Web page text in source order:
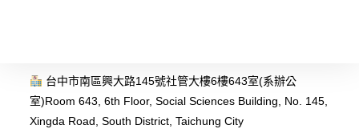
台中市南區興大路145號社管大樓6樓643室(系辦公
室)Room 643, 6th Floor, Social Sciences Building, No. 145,
Xingda Road, South District, Taichung City